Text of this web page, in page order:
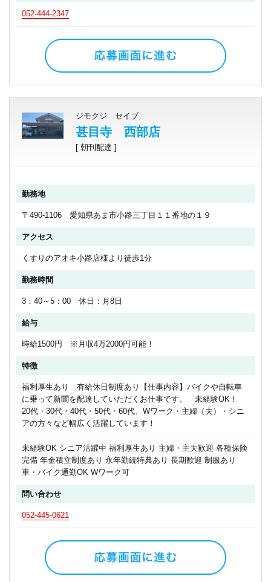
052-444-2347
ジモクジ セイブ
甚目寺 西部店
[ 朝刊配達 ]
勤務地
〒490-1106 愛知県あま市小路三丁目１１番地の１９
アクセス
くすりのアオキ小路店様より徒歩1分
勤務時間
3：40～5：00 休日：月8日
給与
時給1500円 ※月収4万2000円可能！
特徴
福利厚生あり 有給休日制度あり【仕事内容】バイクや自転車
に乗って新聞を配達していただくお仕事です。 未経験OK！
20代・30代・40代・50代・60代、Wワーク・主婦（夫）・シニ
アの方々など幅広く活躍しています！
未経験OK シニア活躍中 福利厚生あり 主婦・主夫歓迎 各種保険
完備 年金積立制度あり 永年勤続特典あり 長期歓迎 制服あり
車・バイク通勤OK Wワーク可
問い合わせ
052-445-0621